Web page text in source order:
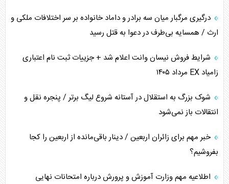
درگیری مرگبار میان سه برادر و داماد خانواده بر سر اختلافات ملکی و
ارث / همسایه بی‌طرف در دعوا به قتل رسید
شرایط فروش نیسان وانت اعلام شد + جزییات ثبت نام اعتباری
زامیاد EX مرداد ۱۴۰۵
شوک بزرگ به استقلال در آستانه شروع لیگ برتر / پنجره نقل و
انتقالات باز نمی‌شود
خبر مهم برای زائران اربعین / دینار باقی‌مانده از اربعین را کجا
بفروشیم؟
اطلاعیه مهم وزارت آموزش و پرورش درباره امتحانات نهایی